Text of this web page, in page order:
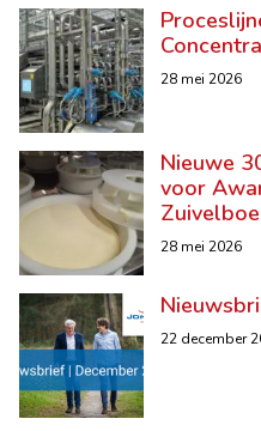
28 mei 2026
Nieuwe
voor
28 mei 2026
22 december